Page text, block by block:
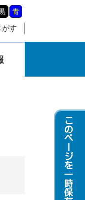
青
がす